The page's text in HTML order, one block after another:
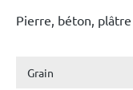
Pierre, béton, plâtre